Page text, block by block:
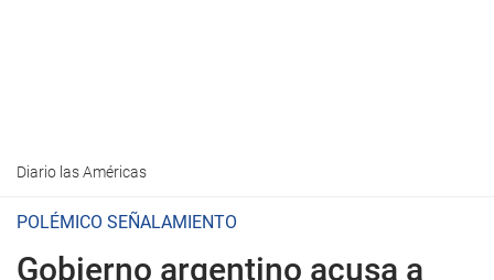
Diario las Américas
POLÉMICO SEÑALAMIENTO
Gobierno argentino acusa a